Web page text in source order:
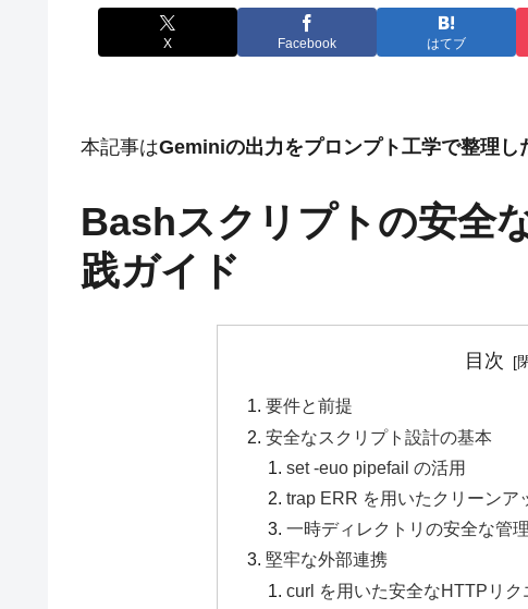
X Facebook はてブ
本記事はGeminiの出力をプロンプト工学で整理し
Bashスクリプトの安全
践ガイド
目次
要件と前提
安全なスクリプト設計の基本
set -euo pipefail の活用
trap ERR を用いたクリーンア
一時ディレクトリの安全な管
堅牢な外部連携
curl を用いた安全なHTTPリ